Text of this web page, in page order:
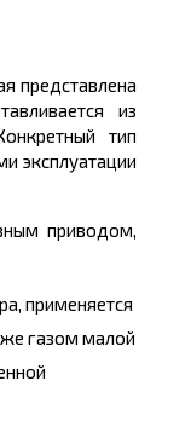
представлена
из
тип
эксплуатации
приводом,
применяется
газом малой